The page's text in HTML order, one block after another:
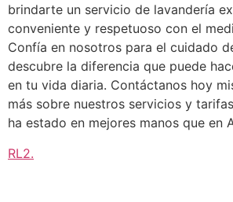
brindarte un servicio de lavandería
conveniente y respetuoso con el
Confía en nosotros para el cuidado
descubre la diferencia que puede
en tu vida diaria. Contáctanos hoy
más sobre nuestros servicios y
ha estado en mejores manos que en
RL2.